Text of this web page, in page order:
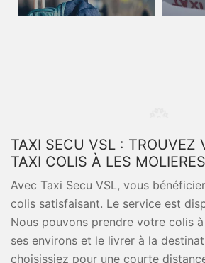
TAXI SECU VSL : TROUVEZ
TAXI COLIS À LES
Avec Taxi Secu VSL, vous
colis satisfaisant. Le service est
Nous pouvons prendre votre colis
ses environs et le livrer à la
choisissiez pour une courte